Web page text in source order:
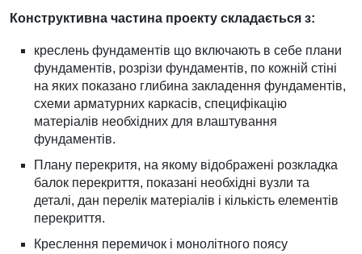
Конструктивна частина проекту складається з:
креслень фундаментів що включають в себе плани
фундаментів, розрізи фундаментів, по кожній стіні
на яких показано глибина закладення фундаментів,
схеми арматурних каркасів, специфікацію
матеріалів необхідних для влаштування
фундаментів.
Плану перекритя, на якому відображені розкладка
балок перекриття, показані необхідні вузли та
деталі, дан перелік матеріалів і кількість елементів
перекриття.
Креслення перемичок і монолітного поясу